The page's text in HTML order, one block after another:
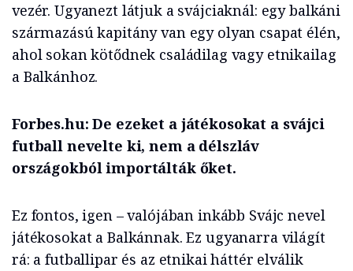
vezér. Ugyanezt látjuk a svájciaknál: egy balkáni
származású kapitány van egy olyan csapat élén,
ahol sokan kötődnek családilag vagy etnikailag
a Balkánhoz.
Forbes.hu: De ezeket a játékosokat a svájci
futball nevelte ki, nem a délszláv
országokból importálták őket.
Ez fontos, igen – valójában inkább Svájc nevel
játékosokat a Balkánnak. Ez ugyanarra világít
rá: a futballipar és az etnikai háttér elválik